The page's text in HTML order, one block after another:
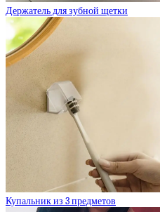
Держатель для зубной щетки
Купальник из 3 предметов